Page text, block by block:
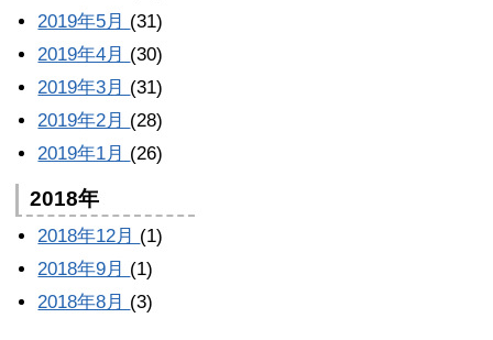
2019年5月 (31)
2019年4月 (30)
2019年3月 (31)
2019年2月 (28)
2019年1月 (26)
2018年
2018年12月 (1)
2018年9月 (1)
2018年8月 (3)